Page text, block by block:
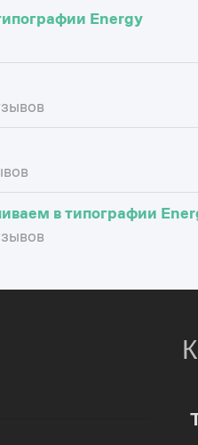
Energy
в типографии